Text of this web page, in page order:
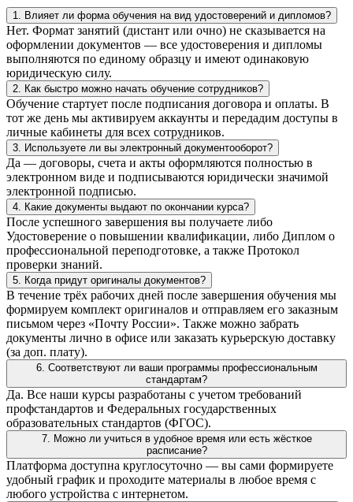
1. Влияет ли форма обучения на вид удостоверений и дипломов?
Нет. Формат занятий (дистант или очно) не сказывается на
оформлении документов — все удостоверения и дипломы
выполняются по единому образцу и имеют одинаковую
юридическую силу.
2. Как быстро можно начать обучение сотрудников?
Обучение стартует после подписания договора и оплаты. В
тот же день мы активируем аккаунты и передадим доступы в
личные кабинеты для всех сотрудников.
3. Используете ли вы электронный документооборот?
Да — договоры, счета и акты оформляются полностью в
электронном виде и подписываются юридически значимой
электронной подписью.
4. Какие документы выдают по окончании курса?
После успешного завершения вы получаете либо
Удостоверение о повышении квалификации, либо Диплом о
профессиональной переподготовке, а также Протокол
проверки знаний.
5. Когда придут оригиналы документов?
В течение трёх рабочих дней после завершения обучения мы
формируем комплект оригиналов и отправляем его заказным
письмом через «Почту России». Также можно забрать
документы лично в офисе или заказать курьерскую доставку
(за доп. плату).
6. Соответствуют ли ваши программы профессиональным
стандартам?
Да. Все наши курсы разработаны с учетом требований
профстандартов и Федеральных государственных
образовательных стандартов (ФГОС).
7. Можно ли учиться в удобное время или есть жёсткое
расписание?
Платформа доступна круглосуточно — вы сами формируете
удобный график и проходите материалы в любое время с
любого устройства с интернетом.